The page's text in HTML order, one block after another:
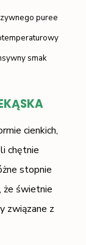
puree
smak
cienkich,
chętnie
stopnie
że świetnie
związane z